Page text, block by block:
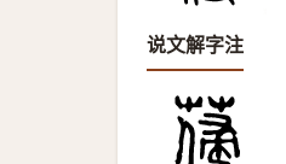
说文解字注